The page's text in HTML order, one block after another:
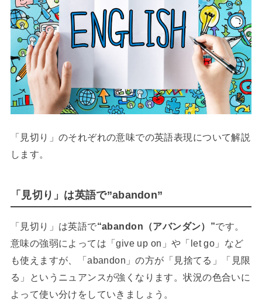
「見切り」のそれぞれの意味での英語表現について解説
します。
「見切り」は英語で”abandon”
「見切り」は英語で“abandon（アバンダン）”です。
意味の強弱によっては「give up on」や「let go」など
も使えますが、「abandon」の方が「見捨てる」「見限
る」というニュアンスが強くなります。状況の色合いに
よって使い分けをしていきましょう。